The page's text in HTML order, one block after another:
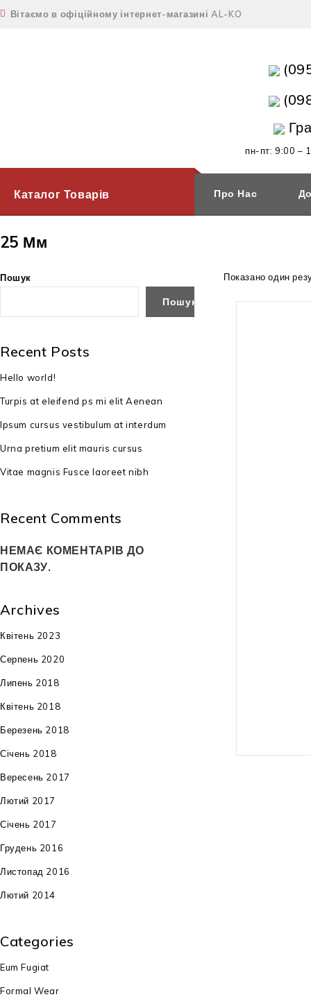
Вітаємо в офіційному інтернет-магазині AL-KO
пн-пт: 9:00 –
Каталог Товарів Про Нас
25 Мм
Показано один
Пошук
Пошук
Recent Posts
Hello world!
Turpis at eleifend ps mi elit Aenean
Ipsum cursus vestibulum at interdum
Urna pretium elit mauris cursus
Vitae magnis Fusce laoreet nibh
Recent Comments
НЕМАЄ КОМЕНТАРІВ ДО
ПОКАЗУ.
Archives
Квітень 2023
Серпень 2020
Липень 2018
Квітень 2018
Березень 2018
Січень 2018
Вересень 2017
Лютий 2017
Січень 2017
Грудень 2016
Листопад 2016
Лютий 2014
Categories
Eum Fugiat
Formal Wear